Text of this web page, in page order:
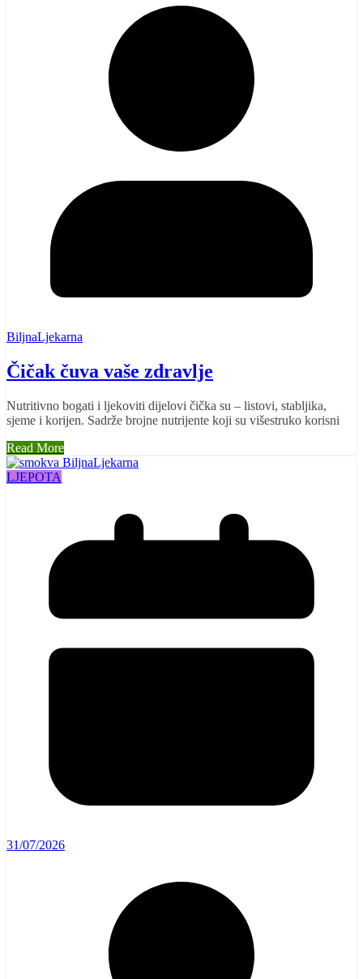
BiljnaLjekarna
Čičak čuva vaše zdravlje
Nutritivno bogati i ljekoviti dijelovi čička su – listovi, stabljika,
sjeme i korijen. Sadrže brojne nutrijente koji su višestruko korisni
Read More
LJEPOTA
31/07/2026